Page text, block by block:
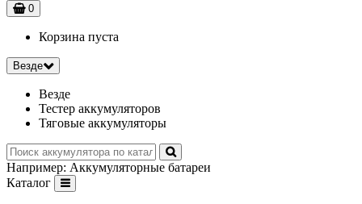
0
Корзина пуста
Везде
Везде
Тестер аккумуляторов
Тяговые аккумуляторы
Например: Аккумуляторные батареи
Каталог